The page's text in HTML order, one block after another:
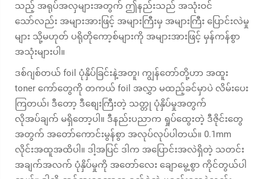
သည့် အရုပ်အလှများအတွက် ဤနည်းသည် အသုံးဝင်
သော်လည်း အများအားဖြင့် အများကြီးမှ အများကြီး ပြောင်းလဲမှု
များ သို့မဟုတ် ပရိုတိုကော့စ်များကို အများအားဖြင့် မှန်ကန်စွာ
အသုံးများပါ။
ဒစ်ဂျစ်တယ် foil ပုံနှိပ်ခြင်းနဲ့အတူ၊ ကျွန်တော်တို့ဟာ အထူး
toner ကော်တွေကို တကယ် foil အလွှာ မထည့်ခင်မှာပဲ လိမ်းပေး
ကြတယ်၊ ဒီတော့ ဒီစျေးကြီးတဲ့ သတ္တု ပုံနှိပ်မှုအတွက်
လိုအပ်ချက် မရှိတော့ပါ။ ဒီနည်းပညာက ရှုပ်ထွေးတဲ့ ဒီဇိုင်းတွေ
အတွက် အတော်ကောင်းမွန်စွာ အလုပ်လုပ်ပါတယ်။ 0.1mm
လိုင်းအထူအထိပါ။ ဒါ့အပြင် ဒါက အပြောင်းအလဲရှိတဲ့ သတင်း
အချက်အလက် ပုံနှိပ်မှုကို အတော်လေး ချောမွေ့စွာ ကိုင်တွယ်ပါ